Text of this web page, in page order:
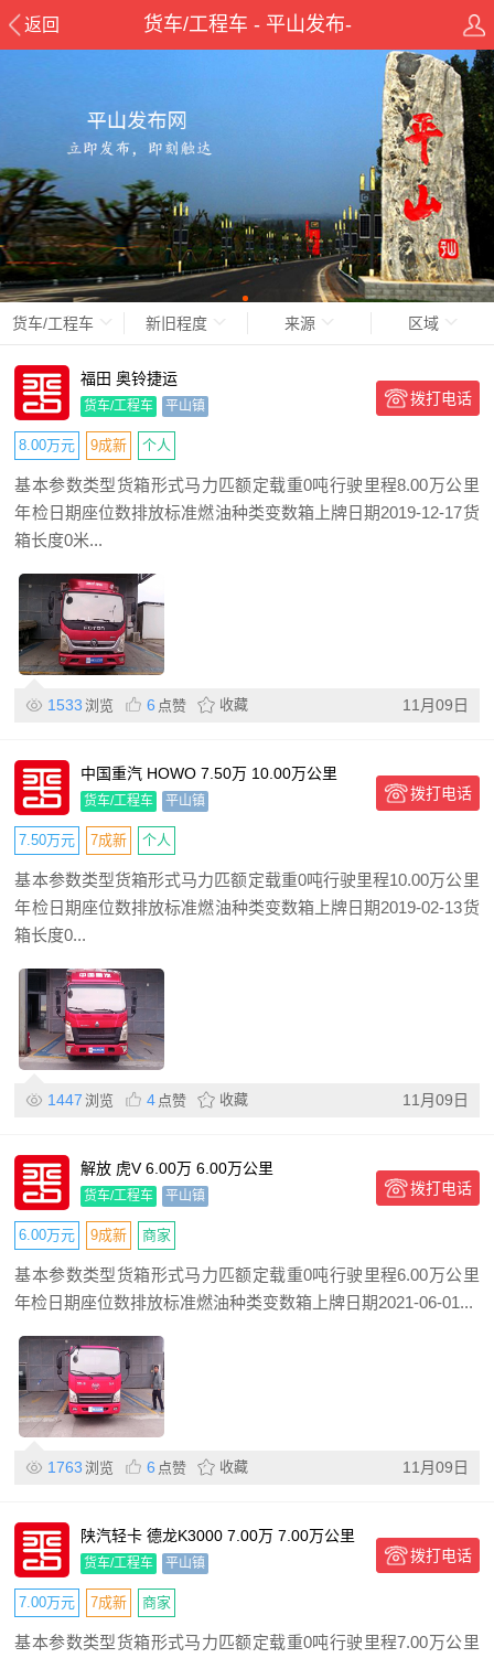
返回 货车/工程车 - 平山发布-
货车/工程车 新旧程度 来源 区域
福田 奥铃捷运
货车/工程车 平山镇 拨打电话
8.00万元 9成新 个人
基本参数类型货箱形式马力匹额定载重0吨行驶里程8.00万公里
年检日期座位数排放标准燃油种类变数箱上牌日期2019-12-17货
箱长度0米...
1533 浏览 6 点赞 收藏 11月09日
中国重汽 HOWO 7.50万 10.00万公里
货车/工程车 平山镇 拨打电话
7.50万元 7成新 个人
基本参数类型货箱形式马力匹额定载重0吨行驶里程10.00万公里
年检日期座位数排放标准燃油种类变数箱上牌日期2019-02-13货
箱长度0...
1447 浏览 4 点赞 收藏 11月09日
解放 虎V 6.00万 6.00万公里
货车/工程车 平山镇 拨打电话
6.00万元 9成新 商家
基本参数类型货箱形式马力匹额定载重0吨行驶里程6.00万公里
年检日期座位数排放标准燃油种类变数箱上牌日期2021-06-01...
1763 浏览 6 点赞 收藏 11月09日
陕汽轻卡 德龙K3000 7.00万 7.00万公里
货车/工程车 平山镇 拨打电话
7.00万元 7成新 商家
基本参数类型货箱形式马力匹额定载重0吨行驶里程7.00万公里